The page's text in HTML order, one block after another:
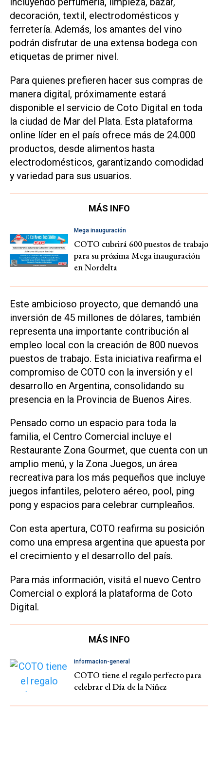
decoración, textil, electrodomésticos y
ferretería. Además, los amantes del vino
podrán disfrutar de una extensa bodega con
etiquetas de primer nivel.
Para quienes prefieren hacer sus compras de
manera digital, próximamente estará
disponible el servicio de Coto Digital en toda
la ciudad de Mar del Plata. Esta plataforma
online líder en el país ofrece más de 24.000
productos, desde alimentos hasta
electrodomésticos, garantizando comodidad
y variedad para sus usuarios.
MÁS INFO
Mega inauguración
COTO cubrirá 600 puestos de trabajo
para su próxima Mega inauguración
en Nordelta
Este ambicioso proyecto, que demandó una
inversión de 45 millones de dólares, también
representa una importante contribución al
empleo local con la creación de 800 nuevos
puestos de trabajo. Esta iniciativa reafirma el
compromiso de COTO con la inversión y el
desarrollo en Argentina, consolidando su
presencia en la Provincia de Buenos Aires.
Pensado como un espacio para toda la
familia, el Centro Comercial incluye el
Restaurante Zona Gourmet, que cuenta con un
amplio menú, y la Zona Juegos, un área
recreativa para los más pequeños que incluye
juegos infantiles, pelotero aéreo, pool, ping
pong y espacios para celebrar cumpleaños.
Con esta apertura, COTO reafirma su posición
como una empresa argentina que apuesta por
el crecimiento y el desarrollo del país.
Para más información, visitá el nuevo Centro
Comercial o explorá la plataforma de Coto
Digital.
MÁS INFO
informacion-general
COTO tiene el regalo perfecto para
celebrar el Día de la Niñez